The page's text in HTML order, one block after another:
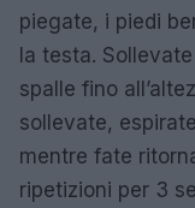
piegate, i piedi
la testa.
spalle fino
sollevate,
mentre fate
ripetizioni per 3